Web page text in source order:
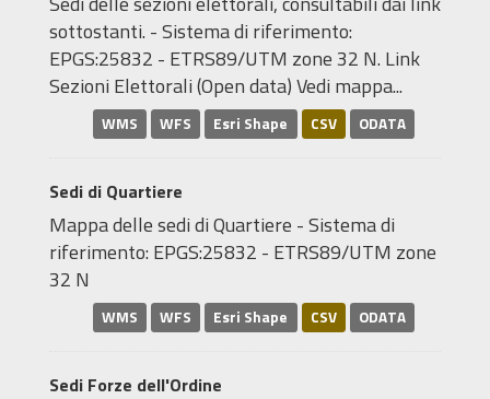
sottostanti. - Sistema di riferimento:
EPGS:25832 - ETRS89/UTM zone 32 N. Link
Sezioni Elettorali (Open data) Vedi mappa...
WMS WFS Esri Shape CSV ODATA
Sedi di Quartiere
Mappa delle sedi di Quartiere - Sistema di
riferimento: EPGS:25832 - ETRS89/UTM zone
32 N
WMS WFS Esri Shape CSV ODATA
Sedi Forze dell'Ordine